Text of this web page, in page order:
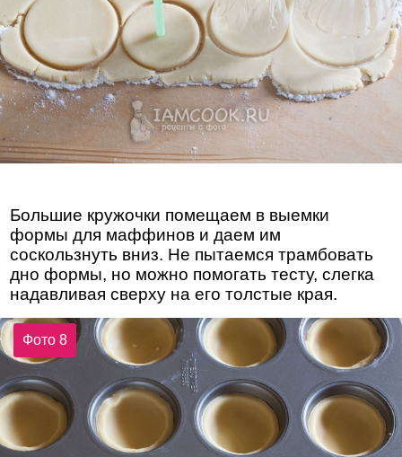
Большие кружочки помещаем в выемки
формы для маффинов и даем им
соскользнуть вниз. Не пытаемся трамбовать
дно формы, но можно помогать тесту, слегка
надавливая сверху на его толстые края.
Фото 8